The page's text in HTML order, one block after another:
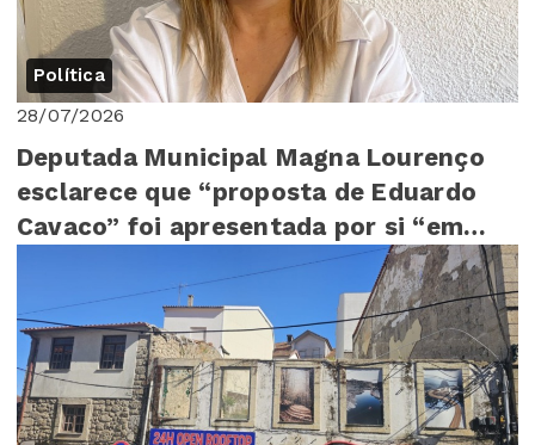
Política
28/07/2026
Deputada Municipal Magna Lourenço
esclarece que “proposta de Eduardo
Cavaco” foi apresentada por si “em